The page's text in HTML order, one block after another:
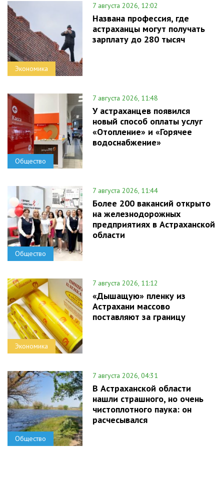
Экономика
7 августа 2026, 12:02
Названа профессия, где
астраханцы могут получать
зарплату до 280 тысяч
Общество
7 августа 2026, 11:48
У астраханцев появился
новый способ оплаты услуг
«Отопление» и «Горячее
водоснабжение»
Общество
7 августа 2026, 11:44
Более 200 вакансий открыто
на железнодорожных
предприятиях в Астраханской
области
Экономика
7 августа 2026, 11:12
«Дышащую» пленку из
Астрахани массово
поставляют за границу
Общество
7 августа 2026, 04:31
В Астраханской области
нашли страшного, но очень
чистоплотного паука: он
расчесывался